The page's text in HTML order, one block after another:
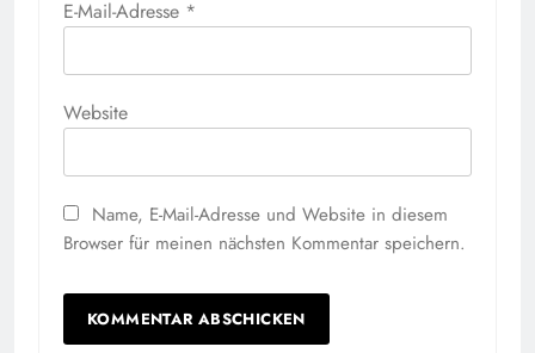
E-Mail-Adresse *
Website
Name, E-Mail-Adresse und Website in diesem
Browser für meinen nächsten Kommentar speichern.